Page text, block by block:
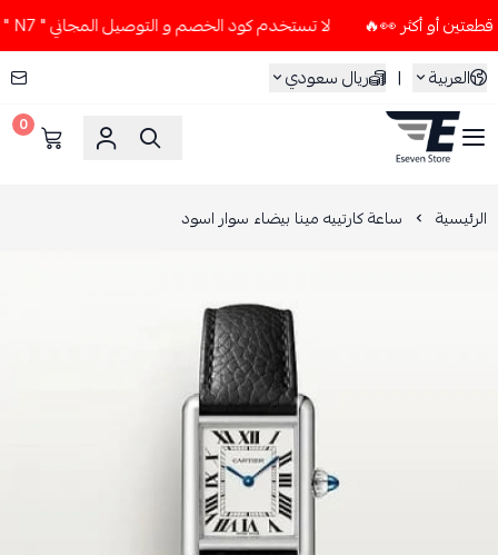
لا تستخدم كود الخصم و التوصيل المجاني " N7 " إلا إذا طلبت قطعتين أو أكثر 👀🔥
العربية
| ريال سعودي
ESEVEN STORE
0
الرئيسية ساعة كارتييه مينا بيضاء سوار اسود